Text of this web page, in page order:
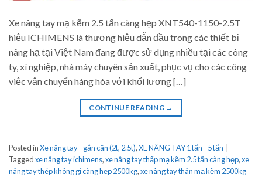
Xe nâng tay mạ kẽm 2.5 tấn càng hẹp XNT540-1150-2.5T
hiệu ICHIMENS là thương hiệu dẫn đầu trong các thiết bị
nâng hạ tại Việt Nam đang được sử dụng nhiều tại các công
ty, xí nghiệp, nhà máy chuyên sản xuất, phục vụ cho các công
việc vận chuyển hàng hóa với khối lượng […]
CONTINUE READING →
Posted inXe nâng tay - gắn cân (2t, 2.5t),XE NÂNG TAY 1 tấn - 5 tấn
Taggedxe nâng tay ichimens,xe nâng tay thấp mạ kẽm 2.5 tấn càng hẹp,xe
nâng tay thép không gỉ càng hẹp 2500kg,xe nâng tay thân mạ kẽm 2500kg